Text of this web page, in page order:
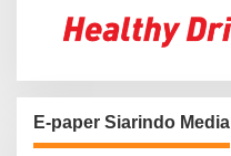
E-paper Siarindo Media